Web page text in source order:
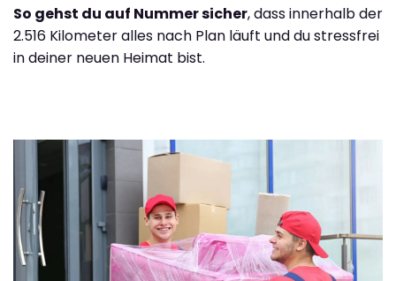
So gehst du auf Nummer sicher, dass innerhalb der
2.516 Kilometer alles nach Plan läuft und du stressfrei
in deiner neuen Heimat bist.